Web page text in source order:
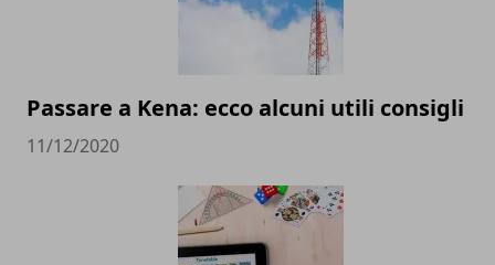
Passare a Kena: ecco alcuni utili consigli
11/12/2020